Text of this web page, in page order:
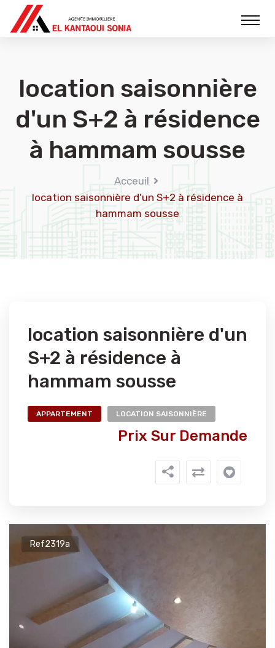
location saisonnière
d'un S+2 à résidence
à hammam sousse
Acceuil
location saisonnière d'un S+2 à résidence à
hammam sousse
location saisonnière d'un
S+2 à résidence à
hammam sousse
APPARTEMENT LOCATION SAISONNIÈRE
Prix Sur Demande
Ref2319a